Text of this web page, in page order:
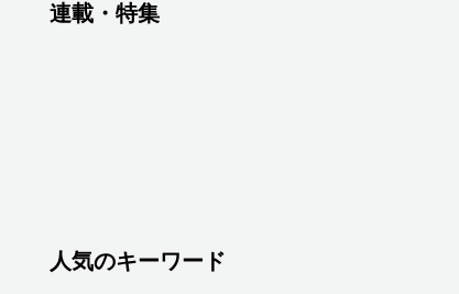
連載・特集
人気のキーワード